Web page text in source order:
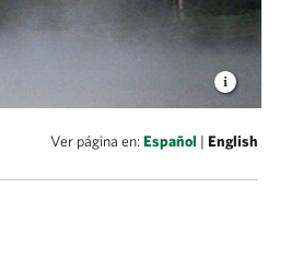
Ver página en:Español | English